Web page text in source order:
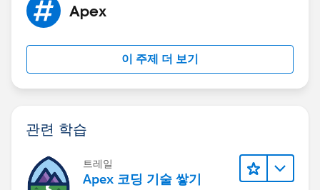
Apex
이 주제 더 보기
관련 학습
트레일
Apex 코딩 기술 쌓기